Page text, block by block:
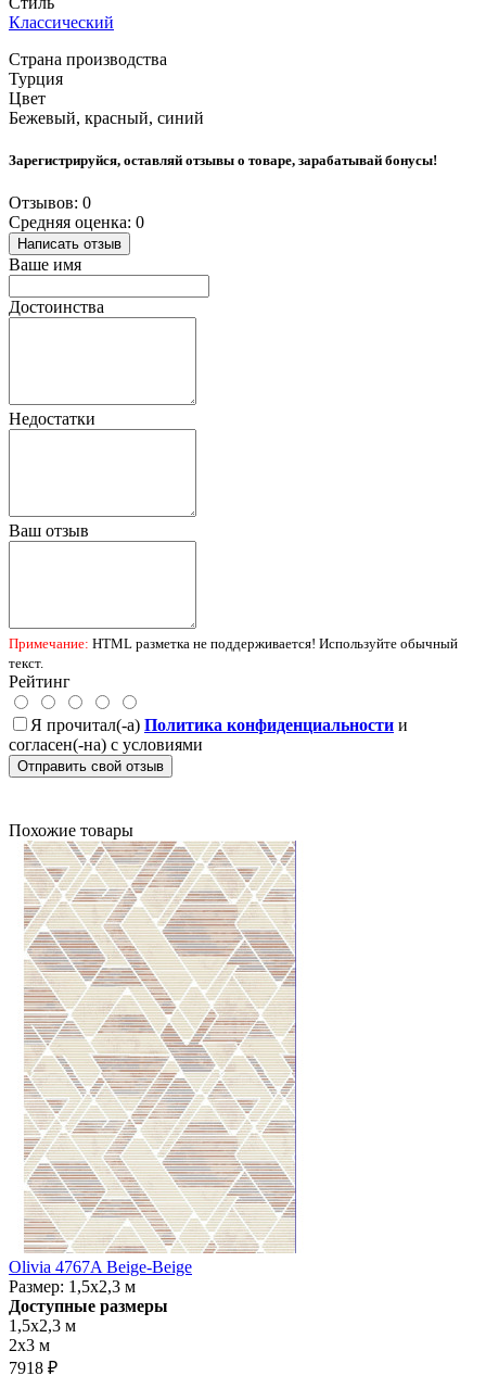
Классический
Страна производства
Турция
Цвет
Бежевый, красный, синий
Зарегистрируйся, оставляй отзывы о товаре, зарабатывай бонусы!
Отзывов: 0
Средняя оценка: 0
Написать отзыв
Ваше имя
Достоинства
Недостатки
Ваш отзыв
Примечание: HTML разметка не поддерживается! Используйте обычный
текст.
Рейтинг
Я прочитал(-а) Политика конфиденциальности и
согласен(-на) с условиями
Отправить свой отзыв
Похожие товары
Olivia 4767A Beige-Beige
Размер: 1,5x2,3 м
Доступные размеры
1,5x2,3 м
2x3 м
7918 ₽